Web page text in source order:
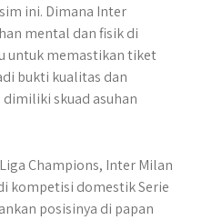
ini. Dimana Inter
mental dan fisik di
untuk memastikan tiket
bukti kualitas dan
skuad asuhan
Champions, Inter Milan
kompetisi domestik Serie
posisinya di papan